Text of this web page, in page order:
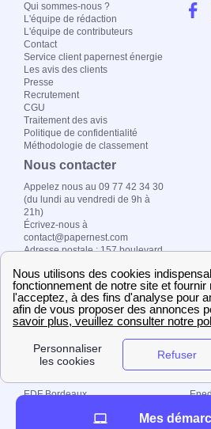
EDF Bordeaux
Qui sommes-nous ?
L'équipe de rédaction
L'équipe de contributeurs
Contact
Service client papernest énergie
Les avis des clients
Presse
Recrutement
CGU
Traitement des avis
Politique de confidentialité
Méthodologie de classement
Nous contacter
Appelez nous au 09 77 42 34 30
(du lundi au vendredi de 9h à
21h)
Écrivez-nous à
contact@papernest.com
Adresse postale : 157 boulevard
Copyright ©
fournisseur-
energie.com 2026 –
Tous droits réservés
Mes